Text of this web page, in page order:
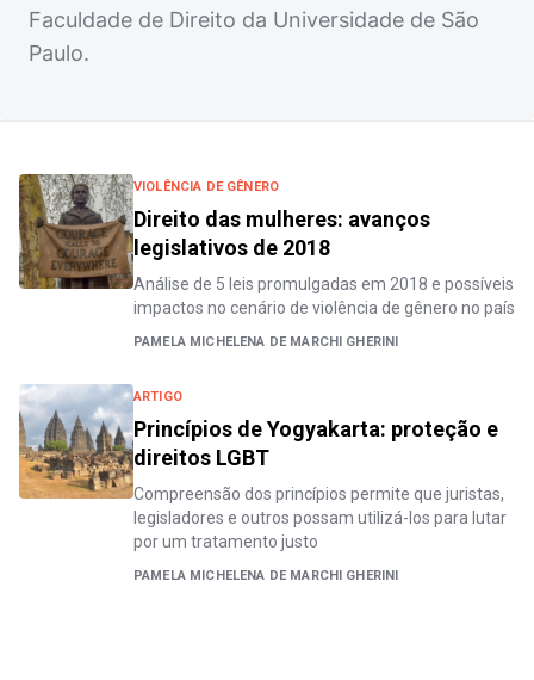
Faculdade de Direito da Universidade de São
Paulo.
VIOLÊNCIA DE GÊNERO
Direito das mulheres: avanços
legislativos de 2018
Análise de 5 leis promulgadas em 2018 e possíveis
impactos no cenário de violência de gênero no país
PAMELA MICHELENA DE MARCHI GHERINI
ARTIGO
Princípios de Yogyakarta: proteção e
direitos LGBT
Compreensão dos princípios permite que juristas,
legisladores e outros possam utilizá-los para lutar
por um tratamento justo
PAMELA MICHELENA DE MARCHI GHERINI